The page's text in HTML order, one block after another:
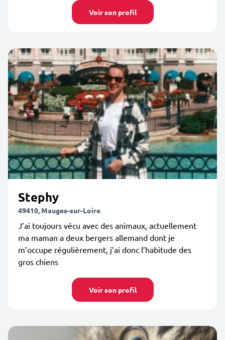
Voir son profil
Stephy
49410, Mauges-sur-Loire
J’ai toujours vécu avec des animaux, actuellement
ma maman a deux bergers allemand dont je
m’occupe régulièrement, j’ai donc l’habitude des
gros chiens
Voir son profil